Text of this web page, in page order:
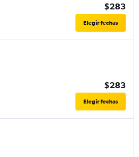
$283
Elegir fechas
$283
Elegir fechas